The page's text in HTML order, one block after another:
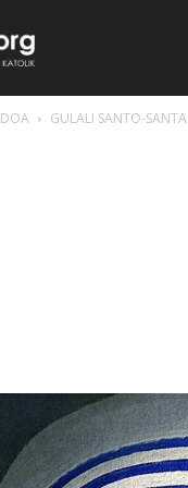
DOA GULALI SANTO-SANTA